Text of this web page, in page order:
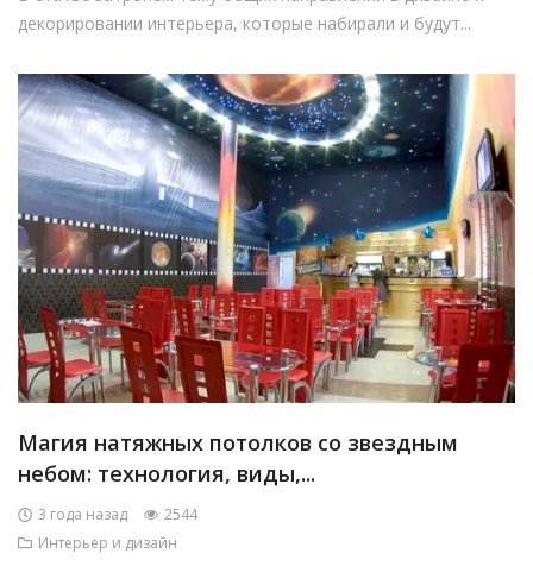
декорировании интерьера, которые набирали и будут...
Магия натяжных потолков со звездным
небом: технология, виды,...
3 года назад
2544
Интерьер и дизайн